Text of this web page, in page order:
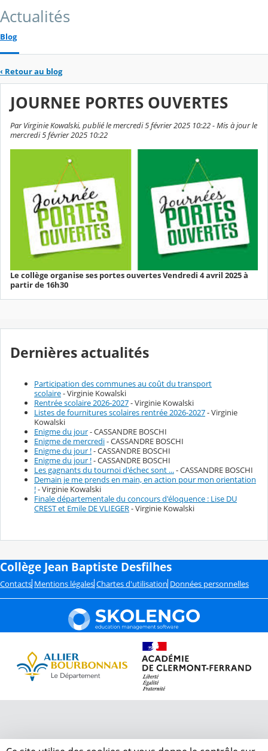
Actualités
Blog
‹ Retour au blog
JOURNEE PORTES OUVERTES
Par Virginie Kowalski, publié le mercredi 5 février 2025 10:22 - Mis à jour le
mercredi 5 février 2025 10:22
Le collège organise ses portes ouvertes Vendredi 4 avril 2025 à
partir de 16h30
Dernières actualités
Participation des communes au coût du transport
scolaire- Virginie Kowalski
Rentrée scolaire 2026-2027- Virginie Kowalski
Listes de fournitures scolaires rentrée 2026-2027- Virginie
Kowalski
Enigme du jour- CASSANDRE BOSCHI
Enigme de mercredi- CASSANDRE BOSCHI
Enigme du jour !- CASSANDRE BOSCHI
Enigme du jour !- CASSANDRE BOSCHI
Les gagnants du tournoi d'échec sont ...- CASSANDRE BOSCHI
Demain je me prends en main, en action pour mon orientation
!- Virginie Kowalski
Finale départementale du concours d'éloquence : Lise DU
CREST et Emile DE VLIEGER- Virginie Kowalski
Collège Jean Baptiste Desfilhes
Contacts Mentions légales Chartes d'utilisation Données personnelles